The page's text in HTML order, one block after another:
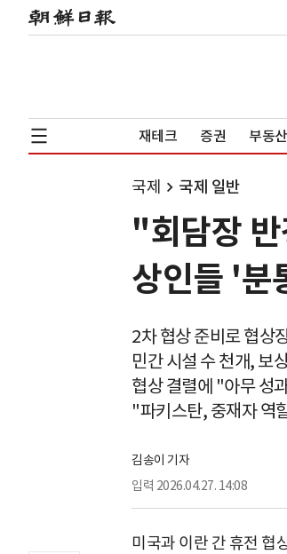
재테크 증권 부동산
국제 국제 일반
"회담장
상인들 '분
2차 협상 준비로 협상
민간 시설 수 천개, 보
협상 결렬에 "아무 성
"파키스탄, 중재자 역
김송이 기자
입력 2026.04.27. 14:08
미국과 이란 간 휴전 협